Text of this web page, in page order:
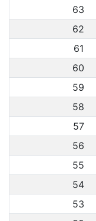
63
62
61
60
59
58
57
56
55
54
53